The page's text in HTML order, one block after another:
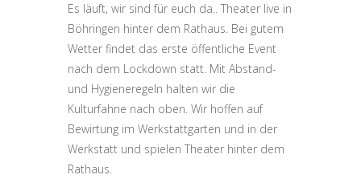
Es läuft, wir sind für euch da.. Theater live in
Böhringen hinter dem Rathaus. Bei gutem
Wetter findet das erste öffentliche Event
nach dem Lockdown statt. Mit Abstand-
und Hygieneregeln halten wir die
Kulturfahne nach oben. Wir hoffen auf
Bewirtung im Werkstattgarten und in der
Werkstatt und spielen Theater hinter dem
Rathaus.